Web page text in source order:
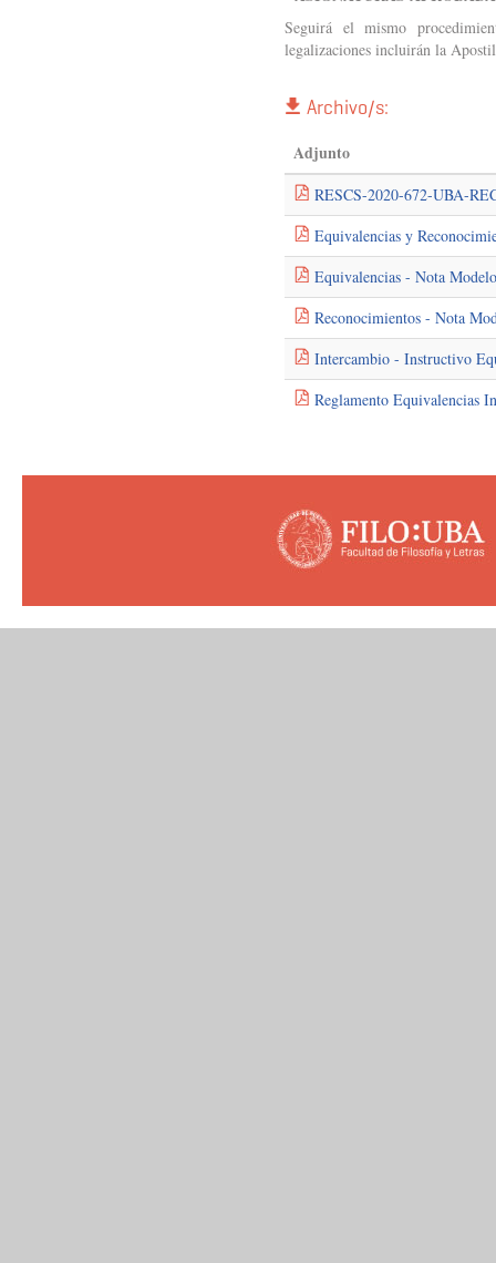
Seguirá el mismo
legalizaciones incluirán la
Archivo/s:
Adjunto
RESCS-2020-672-UBA-
Equivalencias y
Equivalencias - Nota
Reconocimientos - Nota
Intercambio - Instructivo
Reglamento Equivalencias